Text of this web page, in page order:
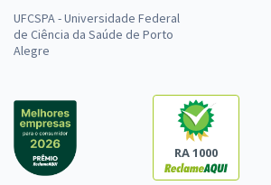
UFCSPA - Universidade Federal
de Ciência da Saúde de Porto
Alegre
RA 1000